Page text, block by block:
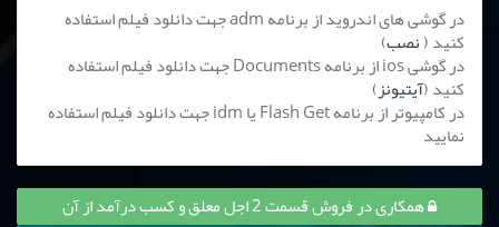
در گوشی های اندروید از برنامه adm جهت دانلود فیلم استفاده
کنید (نصب)
در گوشی ios از برنامه Documents جهت دانلود فیلم استفاده
کنید (آیتیونز)
در کامپیوتر از برنامه Flash Get یا idm جهت دانلود فیلم استفاده
نمایید
همکاری در فروش قسمت 2 اجل معلق و کسب درآمد از آن